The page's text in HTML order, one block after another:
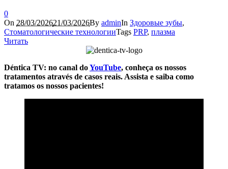
0
On 28/03/202621/03/2026By adminIn Здоровые зубы,
Стоматологические технологииTags PRP, плазма
Читать
Déntica TV: no canal doYouTube, conheça os nossos
tratamentos através de casos reais. Assista e saiba como
tratamos os nossos pacientes!